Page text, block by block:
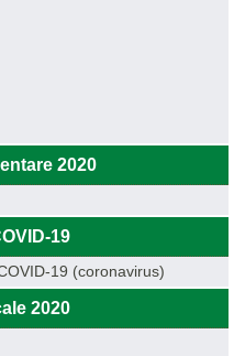
2020
19
19 (coronavirus)
2020